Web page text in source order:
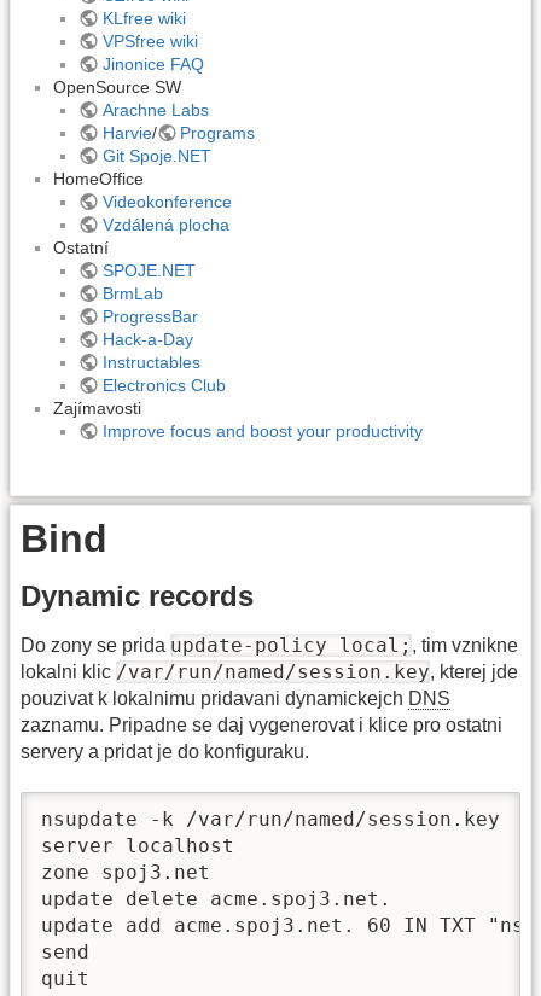
KLfree wiki
VPSfree wiki
Jinonice FAQ
OpenSource SW
Arachne Labs
Harvie/
Programs
Git Spoje.NET
HomeOffice
Videokonference
Vzdálená plocha
Ostatní
SPOJE.NET
BrmLab
ProgressBar
Hack-a-Day
Instructables
Electronics Club
Zajímavosti
Improve focus and boost your productivity
Bind
Dynamic records
Do zony se prida update-policy local; , tim vznikne
lokalni klic /var/run/named/session.key, kterej jde
pouzivat k lokalnimu pridavani dynamickejch DNS
zaznamu. Pripadne se daj vygenerovat i klice pro ostatni
servery a pridat je do konfiguraku.
nsupdate -k /var/run/named/session.key
server localhost
zone spoj3.net
update delete acme.spoj3.net.
update add acme.spoj3.net. 60 IN TXT
send
quit